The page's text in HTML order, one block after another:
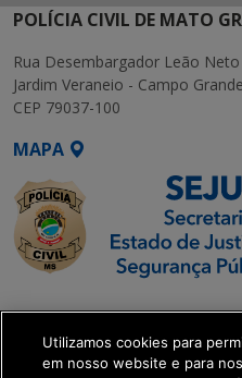
POLÍCIA CIVIL DE MATO
Rua Desembargador Leão
Jardim Veraneio - Campo
CEP 79037-100
MAPA
SETDIG | Secretaria-
Executiva de
Transformação Digital
Utilizamos cookies para
em nosso website e para